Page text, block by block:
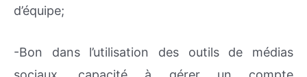
d’équipe;
-Bon dans l’utilisation des outils de médias